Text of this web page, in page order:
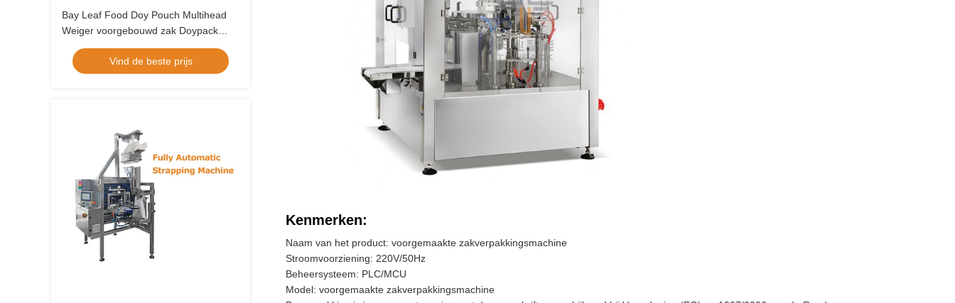
Bay Leaf Food Doy Pouch Multihead
Weiger voorgebouwd zak Doypack
Multi Function verpakkingsmachine
Vind de beste prijs
Kenmerken:
Naam van het product: voorgemaakte zakverpakkingsmachine
Stroomvoorziening: 220V/50Hz
Beheersysteem: PLC/MCU
Model: voorgemaakte zakverpakkingsmachine